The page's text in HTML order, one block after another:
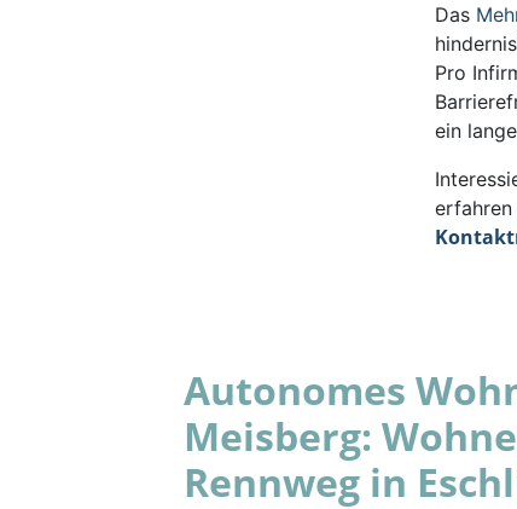
Das
Pro
ein
erfahren
Autonomes
Meisberg:
Rennweg in